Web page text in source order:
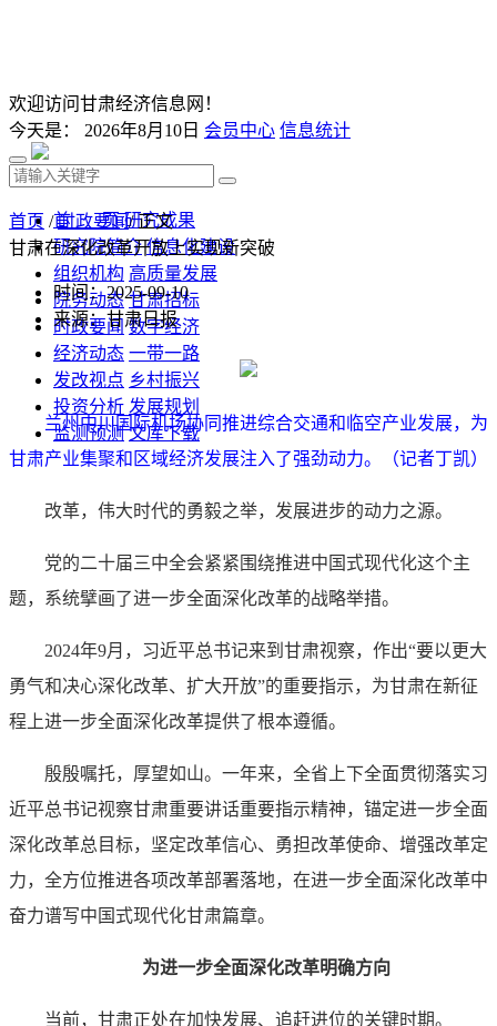
欢迎访问甘肃经济信息网！
今天是： 2026年8月10日 会员中心 信息统计
首 页 研究成果
研究院简介 信息化建设
组织机构 高质量发展
院务动态 甘肃招标
时政要闻 数字经济
经济动态 一带一路
发改视点 乡村振兴
投资分析 发展规划
监测预测 文库下载
首页 /时政要闻/ 正文
甘肃在深化改革开放上实现新突破
时间：2025-09-10
来源：甘肃日报
兰州中川国际机场协同推进综合交通和临空产业发展，为
甘肃产业集聚和区域经济发展注入了强劲动力。（记者丁凯）
改革，伟大时代的勇毅之举，发展进步的动力之源。
党的二十届三中全会紧紧围绕推进中国式现代化这个主
题，系统擘画了进一步全面深化改革的战略举措。
2024年9月，习近平总书记来到甘肃视察，作出“要以更大
勇气和决心深化改革、扩大开放”的重要指示，为甘肃在新征
程上进一步全面深化改革提供了根本遵循。
殷殷嘱托，厚望如山。一年来，全省上下全面贯彻落实习
近平总书记视察甘肃重要讲话重要指示精神，锚定进一步全面
深化改革总目标，坚定改革信心、勇担改革使命、增强改革定
力，全方位推进各项改革部署落地，在进一步全面深化改革中
奋力谱写中国式现代化甘肃篇章。
为进一步全面深化改革明确方向
当前，甘肃正处在加快发展、追赶进位的关键时期。